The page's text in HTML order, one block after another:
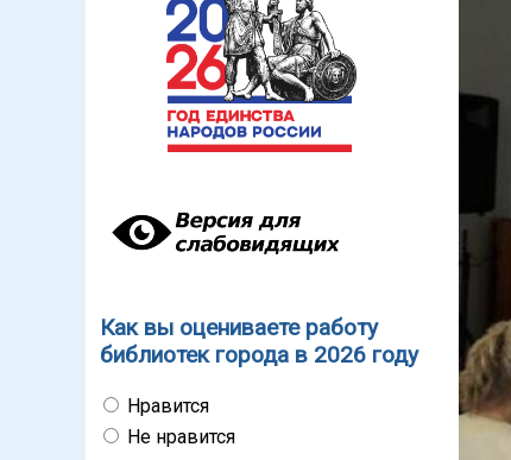
Как вы оцениваете работу
библиотек города в 2026 году
Нравится
Не нравится